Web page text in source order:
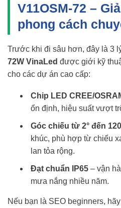
V11OSM-72 –
phong cách
Trước khi đi sâu hơn, đây là 3
72W VinaLed được giới kỹ
cho các dự án cao cấp:
Chip LED CREE/
ổn định, hiệu suất vượt
Góc chiếu từ 2° đến
khúc, phù hợp từ chiếu
lan tỏa rộng.
Đạt chuẩn IP65– vận
mưa nắng nhiều năm.
Nếu bạn là SEO beginners,